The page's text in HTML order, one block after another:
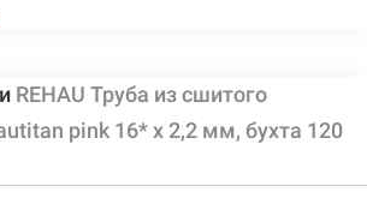
REHAU Труба из сшитого
pink 16* x 2,2 мм, бухта 120